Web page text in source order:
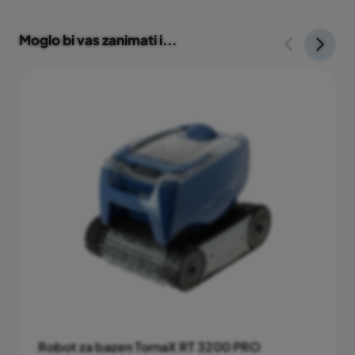
Dimenzije robota (D x Š x V)
Smartphone aplikacija
Moglo bi vas zanimati i...
Robot za bazen TornaX RT 3200 PRO